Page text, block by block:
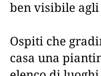
ben visibile
Ospiti che
casa una